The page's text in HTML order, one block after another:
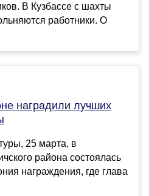
В Кузбассе с шахты
работники. О
наградили лучших
25 марта, в
района состоялась
награждения, где глава